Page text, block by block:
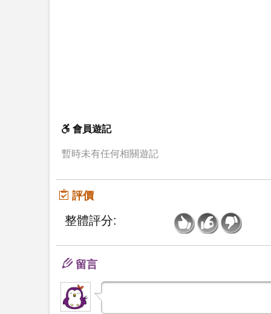
會員遊記
暫時未有任何相關遊記
評價
整體評分:
留言